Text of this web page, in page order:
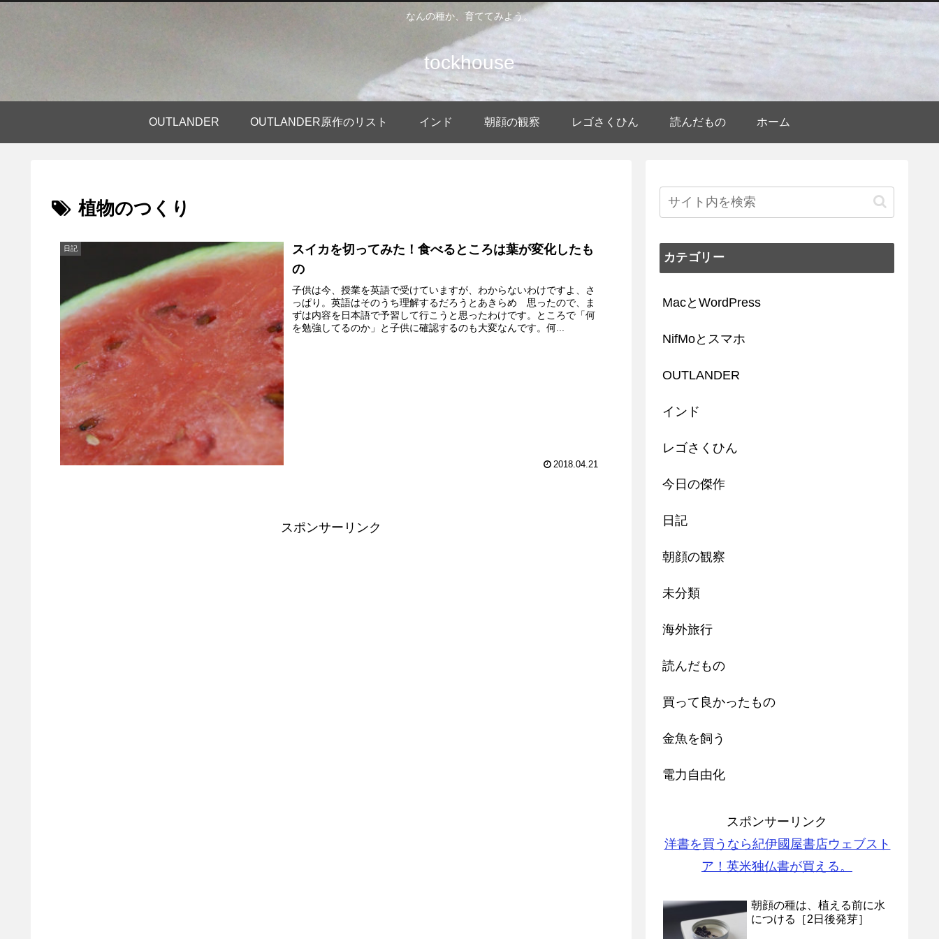
なんの種か、育ててみよう。
tockhouse
OUTLANDER OUTLANDER原作のリスト インド 朝顔の観察 レゴさくひん 読んだもの ホーム
植物のつくり
日記
スイカを切ってみた！食べるところは葉が変化したも
の
子供は今、授業を英語で受けていますが、わからないわけですよ、さ
っぱり。英語はそのうち理解するだろうとあきらめ 思ったので、ま
ずは内容を日本語で予習して行こうと思ったわけです。ところで「何
を勉強してるのか」と子供に確認するのも大変なんです。何...
2018.04.21
スポンサーリンク
カテゴリー
MacとWordPress
NifMoとスマホ
OUTLANDER
インド
レゴさくひん
今日の傑作
日記
朝顔の観察
未分類
海外旅行
読んだもの
買って良かったもの
金魚を飼う
電力自由化
スポンサーリンク
洋書を買うなら紀伊國屋書店ウェブスト
ア！英米独仏書が買える。
朝顔の種は、植える前に水
につける［2日後発芽］